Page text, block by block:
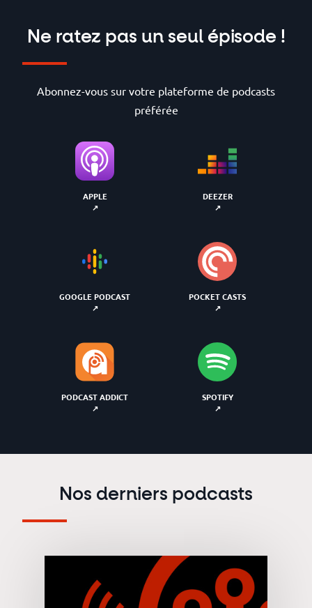
Ne ratez pas un seul épisode !
Abonnez-vous sur votre plateforme de podcasts
préférée
APPLE DEEZER
GOOGLE PODCAST POCKET CASTS
PODCAST ADDICT SPOTIFY
Nos derniers podcasts